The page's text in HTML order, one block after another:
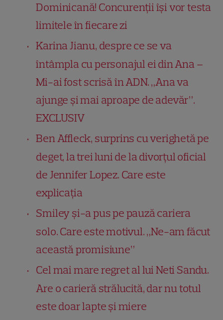
Dominicană! Concurenții își vor testa
limitele în fiecare zi
Karina Jianu, despre ce se va
întâmpla cu personajul ei din Ana –
Mi-ai fost scrisă în ADN. „Ana va
ajunge și mai aproape de adevăr”.
EXCLUSIV
Ben Affleck, surprins cu verighetă pe
deget, la trei luni de la divorțul oficial
de Jennifer Lopez. Care este
explicația
Smiley și-a pus pe pauză cariera
solo. Care este motivul. „Ne-am făcut
această promisiune”
Cel mai mare regret al lui Neti Sandu.
Are o carieră strălucită, dar nu totul
este doar lapte și miere